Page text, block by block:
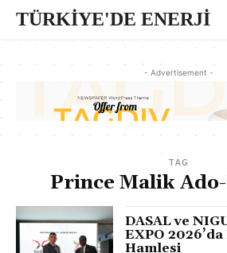
TÜRKİYE'DE ENERJİ
- Advertisement -
TAG
Prince Malik
DASAL ve
EXPO
Hamlesi